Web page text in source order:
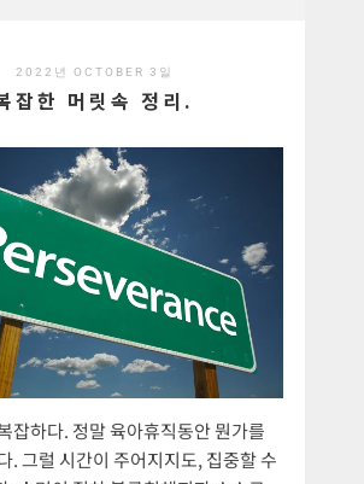
2022년 OCTOBER 3일
잡한 머릿속 정리.
잡하다. 정말 육아휴직동안 뭔가를
. 그럴 시간이 주어지지도, 집중할 수